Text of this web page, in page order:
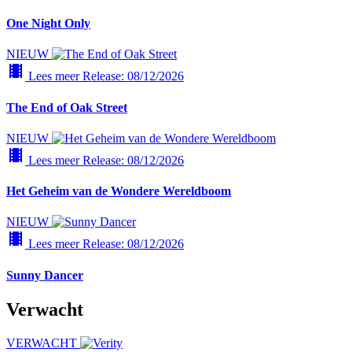
One Night Only
NIEUW
local_movies Lees meer Release: 08/12/2026
The End of Oak Street
NIEUW
local_movies Lees meer Release: 08/12/2026
Het Geheim van de Wondere Wereldboom
NIEUW
local_movies Lees meer Release: 08/12/2026
Sunny Dancer
Verwacht
VERWACHT